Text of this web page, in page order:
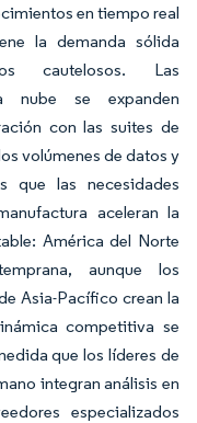
en tiempo real
la demanda sólida
cautelosos. Las
nube se expanden
con las suites de
volúmenes de datos y
que las necesidades
aceleran la
América del Norte
aunque los
Asia-Pacífico crean la
competitiva se
que los líderes de
integran análisis en
especializados